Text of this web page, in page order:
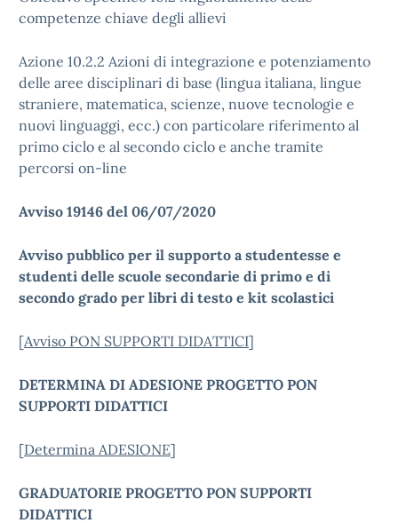
competenze chiave degli allievi
Azione 10.2.2 Azioni di integrazione e potenziamento
delle aree disciplinari di base (lingua italiana, lingue
straniere, matematica, scienze, nuove tecnologie e
nuovi linguaggi, ecc.) con particolare riferimento al
primo ciclo e al secondo ciclo e anche tramite
percorsi on-line
Avviso 19146 del 06/07/2020
Avviso pubblico per il supporto a studentesse e
studenti delle scuole secondarie di primo e di
secondo grado per libri di testo e kit scolastici
[Avviso PON SUPPORTI DIDATTICI]
DETERMINA DI ADESIONE PROGETTO PON
SUPPORTI DIDATTICI
[Determina ADESIONE]
GRADUATORIE PROGETTO PON SUPPORTI
DIDATTICI